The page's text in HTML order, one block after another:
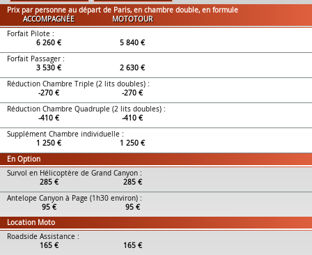
Prix par personne au départ de Paris, en chambre double, en formule
ACCOMPAGNÉE
MOTOTOUR
Forfait Pilote :
6 260 €
5 840 €
Forfait Passager :
3 530 €
2 630 €
Réduction Chambre Triple (2 lits doubles) :
-270 €
-270 €
Réduction Chambre Quadruple (2 lits doubles) :
-410 €
-410 €
Supplément Chambre individuelle :
1 250 €
1 250 €
En Option
Survol en Hélicoptère de Grand Canyon :
285 €
285 €
Antelope Canyon à Page (1h30 environ) :
95 €
95 €
Location Moto
Roadside Assistance :
165 €
165 €